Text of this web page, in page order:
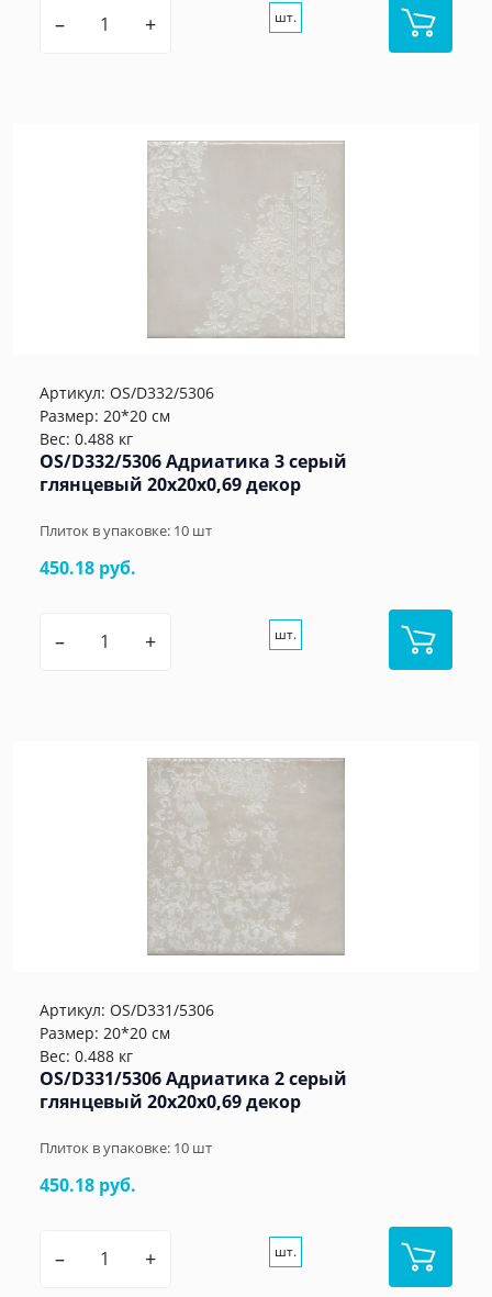
– + шт.
Артикул: OS/D332/5306
Размер: 20*20 см
Вес: 0.488 кг
OS/D332/5306 Адриатика 3 серый
глянцевый 20x20x0,69 декор
Плиток в упаковке: 10 шт
450.18 руб.
– + шт.
Артикул: OS/D331/5306
Размер: 20*20 см
Вес: 0.488 кг
OS/D331/5306 Адриатика 2 серый
глянцевый 20x20x0,69 декор
Плиток в упаковке: 10 шт
450.18 руб.
– + шт.